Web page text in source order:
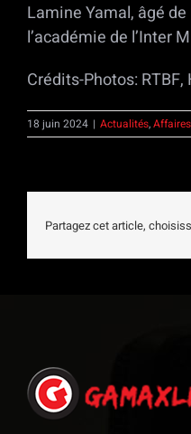
Lamine Yamal, âgé
l’académie de l’Inter
Crédits-Photos:
18 juin 2024 | Actualités,Affaires
Partagez cet article,